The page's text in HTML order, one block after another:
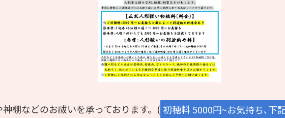
棚などのお祓いを承っております。( 初穂料 5000円~お気持ち､下